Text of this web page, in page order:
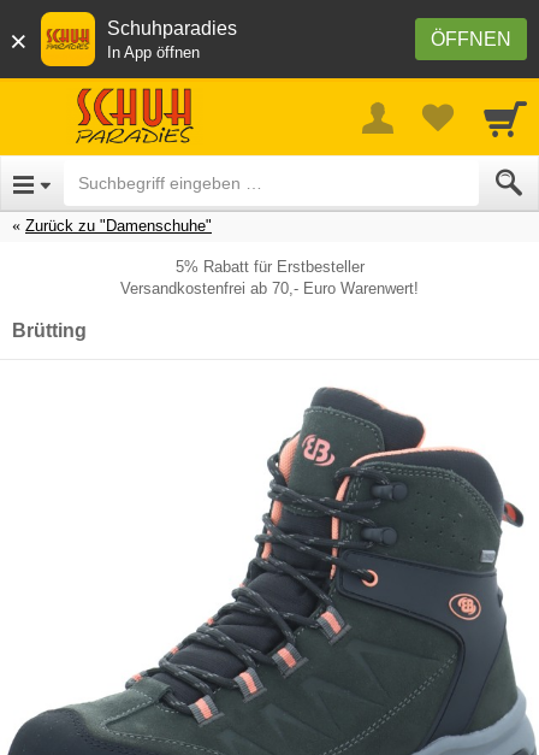
× ÖFFNEN
Schuhparadies
In App öffnen
Zurück zu "Damenschuhe"
5% Rabatt für Erstbesteller
Versandkostenfrei ab 70,- Euro Warenwert!
Brütting